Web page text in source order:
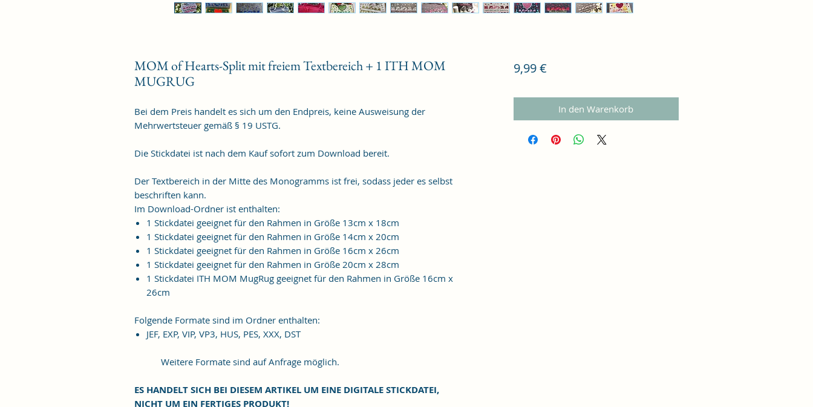
MOM of Hearts-Split mit freiem Textbereich + 1 ITH MOM
MUGRUG
Bei dem Preis handelt es sich um den Endpreis, keine Ausweisung der
Mehrwertsteuer gemäß § 19 USTG.
Die Stickdatei ist nach dem Kauf sofort zum Download bereit.
Der Textbereich in der Mitte des Monogramms ist frei, sodass jeder es selbst
beschriften kann.
Im Download-Ordner ist enthalten:
1 Stickdatei geeignet für den Rahmen in Größe 13cm x 18cm
1 Stickdatei geeignet für den Rahmen in Größe 14cm x 20cm
1 Stickdatei geeignet für den Rahmen in Größe 16cm x 26cm
1 Stickdatei geeignet für den Rahmen in Größe 20cm x 28cm
1 Stickdatei ITH MOM MugRug geeignet für den Rahmen in Größe 16cm x
26cm
Folgende Formate sind im Ordner enthalten:
JEF, EXP, VIP, VP3, HUS, PES, XXX, DST
Weitere Formate sind auf Anfrage möglich.
ES HANDELT SICH BEI DIESEM ARTIKEL UM EINE DIGITALE STICKDATEI,
NICHT UM EIN FERTIGES PRODUKT!
9,99 €Preis
In den Warenkorb